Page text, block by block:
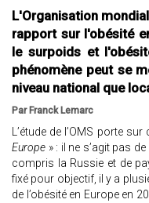
L'Organisation
rapport sur l'obésité
le surpoids et
phénomène peut se
niveau national que
Par Franck Lemarc
L’étude de l’OMS porte
Europe » : il ne s’agit pas
compris la Russie et de
fixé pour objectif, il y a
de l’obésité en Europe en